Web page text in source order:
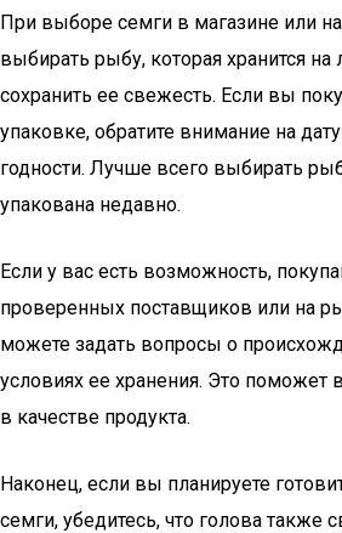
При выборе семги в магазине или
выбирать рыбу, которая хранится
сохранить ее свежесть. Если вы
упаковке, обратите внимание на
годности. Лучше всего выбирать
упакована недавно.
Если у вас есть возможность,
проверенных поставщиков или на
можете задать вопросы о
условиях ее хранения. Это
в качестве продукта.
Наконец, если вы планируете
семги, убедитесь, что голова также